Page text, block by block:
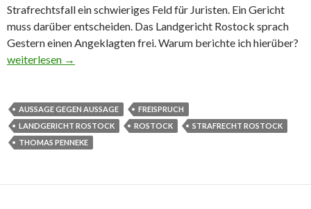
Strafrechtsfall ein schwieriges Feld für Juristen. Ein Gericht
muss darüber entscheiden. Das Landgericht Rostock sprach
Gestern einen Angeklagten frei. Warum berichte ich hierüber?
Aussage gegen Aussage – Landgericht spricht frei
weiterlesen →
AUSSAGE GEGEN AUSSAGE
FREISPRUCH
LANDGERICHT ROSTOCK
ROSTOCK
STRAFRECHT ROSTOCK
THOMAS PENNEKE